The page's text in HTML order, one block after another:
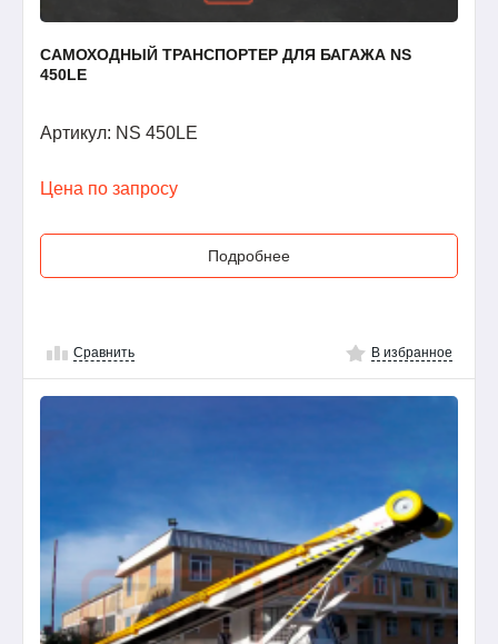
САМОХОДНЫЙ ТРАНСПОРТЕР ДЛЯ БАГАЖА NS
450LE
Артикул: NS 450LE
Цена по запросу
Подробнее
Сравнить В избранное